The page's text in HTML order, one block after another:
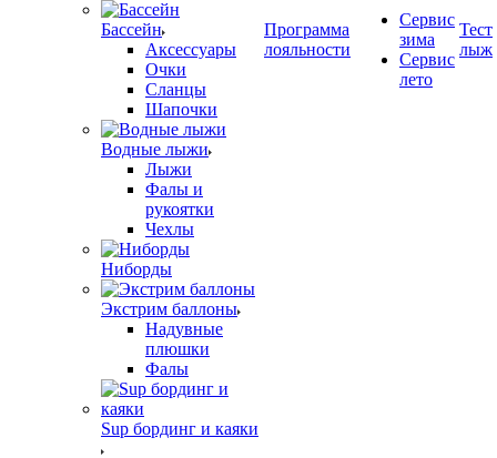
Бассейн
Аксессуары
Очки
Сланцы
Шапочки
Водные лыжи
Лыжи
Фалы и
рукоятки
Чехлы
Ниборды
Экстрим баллоны
Надувные
плюшки
Фалы
Sup бординг и каяки
Программа
лояльности
Сервис
зима
Сервис
лето
Тест
лыж